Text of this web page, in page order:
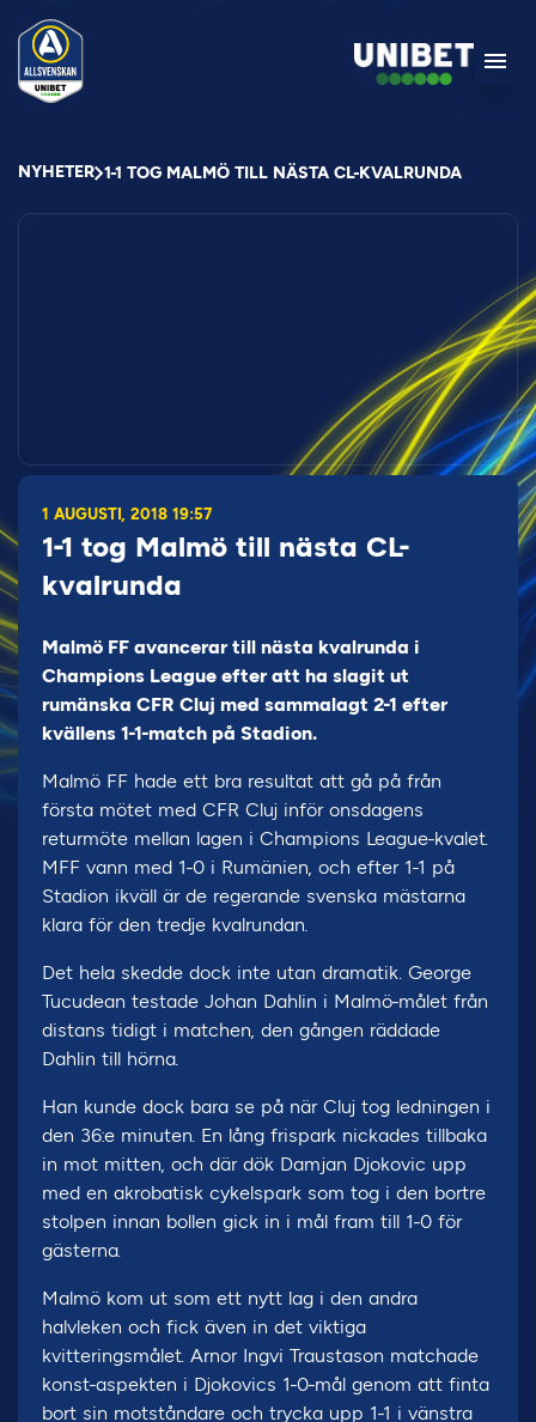
NYHETER 1-1 TOG MALMÖ TILL NÄSTA CL-KVALRUNDA
1 AUGUSTI, 2018 19:57
1-1 tog Malmö till nästa CL-
kvalrunda
Malmö FF avancerar till nästa kvalrunda i
Champions League efter att ha slagit ut
rumänska CFR Cluj med sammalagt 2-1 efter
kvällens 1-1-match på Stadion.
Malmö FF hade ett bra resultat att gå på från
första mötet med CFR Cluj inför onsdagens
returmöte mellan lagen i Champions League-kvalet.
MFF vann med 1-0 i Rumänien, och efter 1-1 på
Stadion ikväll är de regerande svenska mästarna
klara för den tredje kvalrundan.
Det hela skedde dock inte utan dramatik. George
Tucudean testade Johan Dahlin i Malmö-målet från
distans tidigt i matchen, den gången räddade
Dahlin till hörna.
Han kunde dock bara se på när Cluj tog ledningen i
den 36:e minuten. En lång frispark nickades tillbaka
in mot mitten, och där dök Damjan Djokovic upp
med en akrobatisk cykelspark som tog i den bortre
stolpen innan bollen gick in i mål fram till 1-0 för
gästerna.
Malmö kom ut som ett nytt lag i den andra
halvleken och fick även in det viktiga
kvitteringsmålet. Arnor Ingvi Traustason matchade
konst-aspekten i Djokovics 1-0-mål genom att finta
bort sin motståndare och trycka upp 1-1 i vänstra